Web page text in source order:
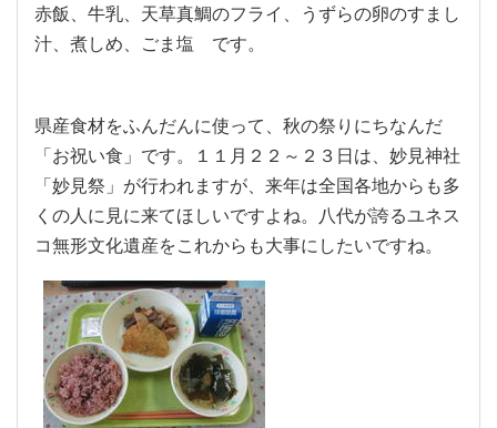
赤飯、牛乳、天草真鯛のフライ、うずらの卵のすまし
汁、煮しめ、ごま塩 です。
県産食材をふんだんに使って、秋の祭りにちなんだ
「お祝い食」です。１１月２２～２３日は、妙見神社
「妙見祭」が行われますが、来年は全国各地からも多
くの人に見に来てほしいですよね。八代が誇るユネス
コ無形文化遺産をこれからも大事にしたいですね。